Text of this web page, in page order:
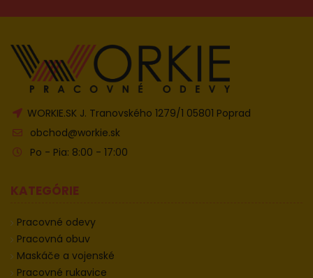
WORKIE.SK J. Tranovského 1279/1 05801 Poprad
obchod@workie.sk
Po - Pia: 8:00 - 17:00
KATEGÓRIE
Pracovné odevy
Pracovná obuv
Maskáče a vojenské
Pracovné rukavice